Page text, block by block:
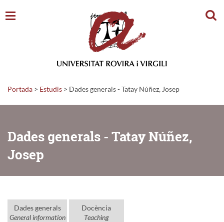
Portada > Estudis > Dades generals - Tatay Núñez, Josep
Dades generals - Tatay Núñez,
Josep
Dades generals
General information
Docència
Teaching